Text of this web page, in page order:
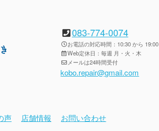
083-774-0074
お電話の対応時間：10:30 から 19:00
Web定休日：毎週 月・火・木
メールは24時間受付
kobo.repair@gmail.com
声 店舗情報 お問い合わせ